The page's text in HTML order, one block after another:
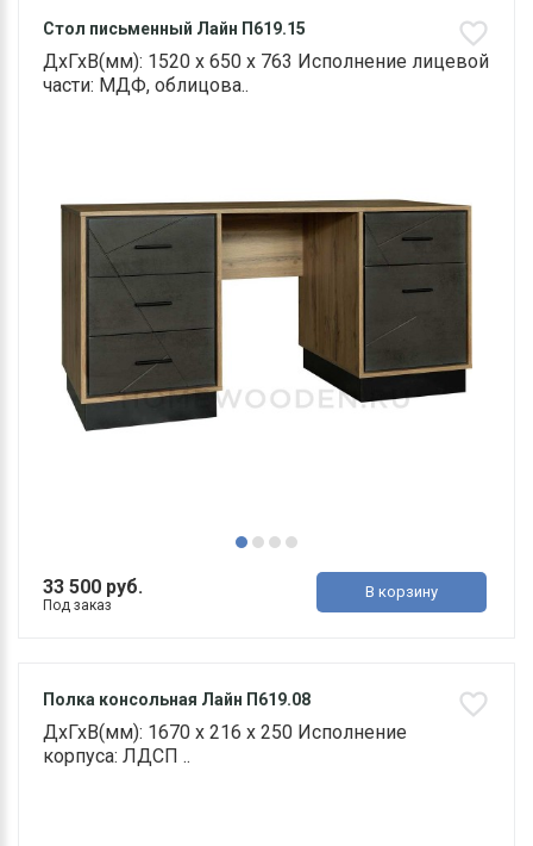
Стол письменный Лайн П619.15
ДхГхВ(мм): 1520 х 650 х 763 Исполнение лицевой
части: МДФ, облицова..
33 500 руб.
Под заказ
В корзину
Полка консольная Лайн П619.08
ДхГхВ(мм): 1670 х 216 х 250 Исполнение
корпуса: ЛДСП ..